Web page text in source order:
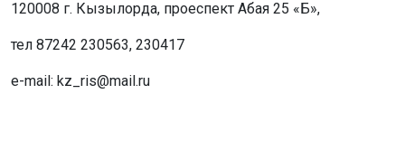
120008 г. Кызылорда, проеспект Абая 25 «Б»,
тел 87242 230563, 230417
e-mail: kz_ris@mail.ru